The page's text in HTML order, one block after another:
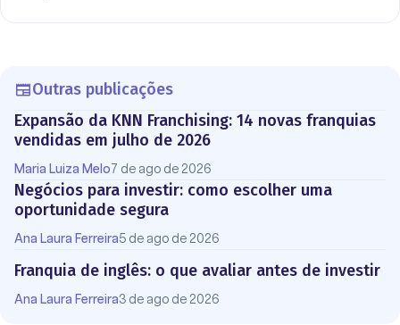
Outras publicações
Expansão da KNN Franchising: 14 novas franquias
vendidas em julho de 2026
Maria Luiza Melo 7 de ago de 2026
Negócios para investir: como escolher uma
oportunidade segura
Ana Laura Ferreira5 de ago de 2026
Franquia de inglês: o que avaliar antes de investir
Ana Laura Ferreira3 de ago de 2026